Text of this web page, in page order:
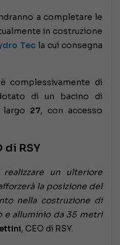
a completare le
in costruzione
Tecla cui consegna
complessivamente di
di un bacino di
largo 27, con accesso
di RSY
un ulteriore
la posizione del
nella costruzione di
e alluminio da 35 metri
, CEO di RSY.